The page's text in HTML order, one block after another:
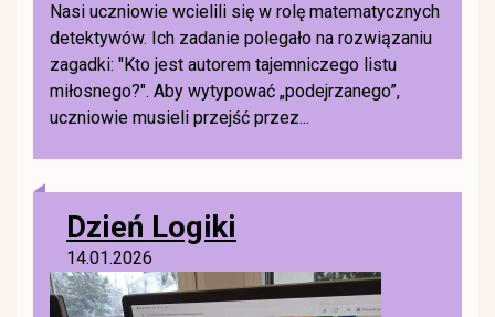
Nasi uczniowie wcielili się w rolę matematycznych
detektywów. Ich zadanie polegało na rozwiązaniu
zagadki: "Kto jest autorem tajemniczego listu
miłosnego?". Aby wytypować „podejrzanego”,
uczniowie musieli przejść przez...
Dzień Logiki
14.01.2026